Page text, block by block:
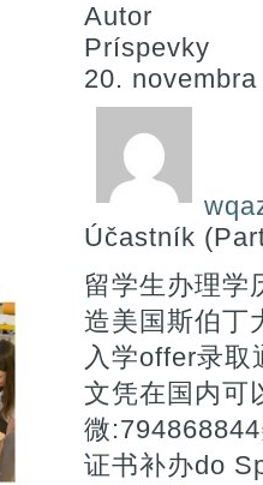
Autor
Príspevky
20.
Účastník
留学生办理学
造美国斯伯丁
入学offer录
文凭在国内可
微
证书补办do